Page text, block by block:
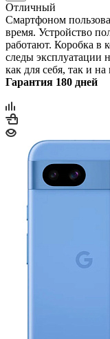
Отличный
Смартфоном
время. Устройство
работают. Коробка
следы эксплуатации
как для себя, так и
Гарантия 180 дней